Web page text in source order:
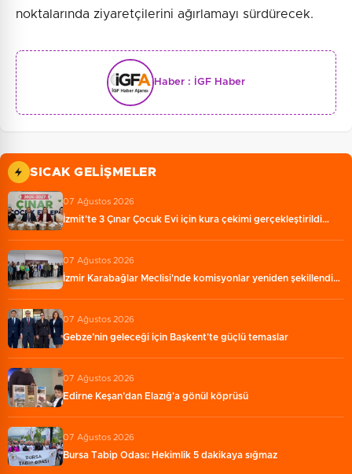
noktalarında ziyaretçilerini ağırlamayı sürdürecek.
Haber : İGF Haber
SICAK GELIŞMELER
07 Ağustos 2026
İzmit'te 3 Çınar Çocuk Evi için kura çekimi gerçekleştirildi…
07 Ağustos 2026
İzmir Karabağlar Meclisi'nde komisyonlar yeniden şekillendi…
07 Ağustos 2026
Gebze’nin geleceği için Başkent'te güçlü temaslar
07 Ağustos 2026
Edirne Keşan’dan Elazığ'a gönül köprüsü
07 Ağustos 2026
Bursa Tabip Odası: Hekimlik 5 dakikaya sığmaz